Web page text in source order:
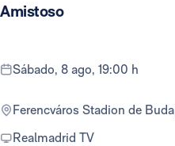
Amistoso
sábado, 8 ago, 19:00 h
Ferencváros Stadion de
Realmadrid TV